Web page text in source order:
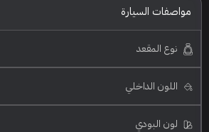
مواصفات السيارة
نوع المقعد
اللون الداخلي
لون البودي